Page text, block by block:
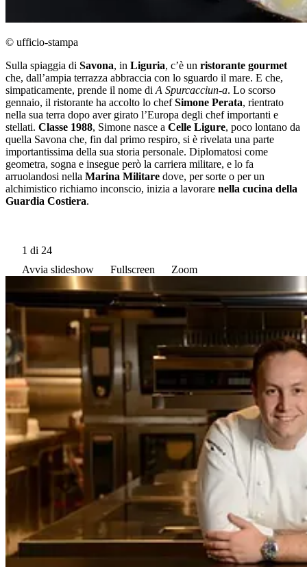
© ufficio-stampa
Sulla spiaggia di Savona, in Liguria, c’è un ristorante gourmet
che, dall’ampia terrazza abbraccia con lo sguardo il mare. E che,
simpaticamente, prende il nome di A Spurcacciun-a. Lo scorso
gennaio, il ristorante ha accolto lo chefSimone Perata, rientrato
nella sua terra dopo aver girato l’Europa degli chef importanti e
stellati. Classe 1988, Simone nasce a Celle Ligure, poco lontano da
quella Savona che, fin dal primo respiro, si è rivelata una parte
importantissima della sua storia personale. Diplomatosi come
geometra, sogna e insegue però la carriera militare, e lo fa
arruolandosi nella Marina Militare dove, per sorte o per un
alchimistico richiamo inconscio, inizia a lavorare nella cucina della
Guardia Costiera.
1 di 24
Avvia slideshow
Fullscreen Zoom